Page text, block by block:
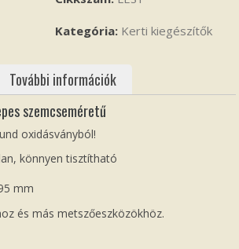
Kategória: Kerti kiegészítők
További információk
szemcseméretű
oxidásványból!
könnyen tisztítható
mm
és más metszőeszközökhöz.